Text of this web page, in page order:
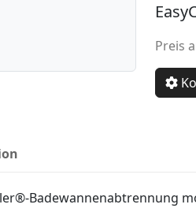
Preis
Badewannenabtrennung